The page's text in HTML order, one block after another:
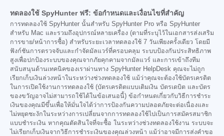
ทดลองใช้ SpyHunter ฟรี: ข้อกำหนดและเงื่อนไขที่สำคัญ
การทดลองใช้ SpyHunter นั้นสำหรับ SpyHunter Pro หรือ SpyHunter
สำหรับ Mac และรวมถึงอุปกรณ์หลายเครื่อง (ตามที่ระบุไว้ในเอกสารส่งเสริม
การขาย/หน้าการซื้อ) สำหรับระยะเวลาทดลองใช้ 7 วันเพียงครั้งเดียว โดยมี
ฟังก์ชันการตรวจจับและกำจัดมัลแวร์ที่ครอบคลุม ระบบป้องกันประสิทธิภาพ
สูงเพื่อปกป้องระบบของคุณจากภัยคุกคามจากมัลแวร์ และการเข้าถึงทีม
สนับสนุนด้านเทคนิคของเราผ่านทาง SpyHunter HelpDesk คุณจะไม่ถูก
เรียกเก็บเงินล่วงหน้าในระหว่างช่วงทดลองใช้ แม้ว่าคุณจะต้องใช้บัตรเครดิต
ในการเปิดใช้งานการทดลองใช้ (บัตรเครดิตแบบเติมเงิน บัตรเดบิต และบัตร
ของขวัญอาจไม่สามารถใช้ได้ในข้อเสนอนี้) ข้อกำหนดเกี่ยวกับวิธีการชำระ
เงินของคุณมีขึ้นเพื่อให้มั่นใจได้ว่าการป้องกันความปลอดภัยจะต่อเนื่องและ
ไม่หยุดชะงักในระหว่างการเปลี่ยนจากการทดลองใช้ไปเป็นการสมัครสมาชิก
แบบชำระเงิน หากคุณตัดสินใจที่จะซื้อ ในระหว่างช่วงทดลองใช้งาน ระบบจะ
ไม่เรียกเก็บเงินจากวิธีการชำระเงินของคุณล่วงหน้า แม้ว่าอาจมีการส่งคำขอ